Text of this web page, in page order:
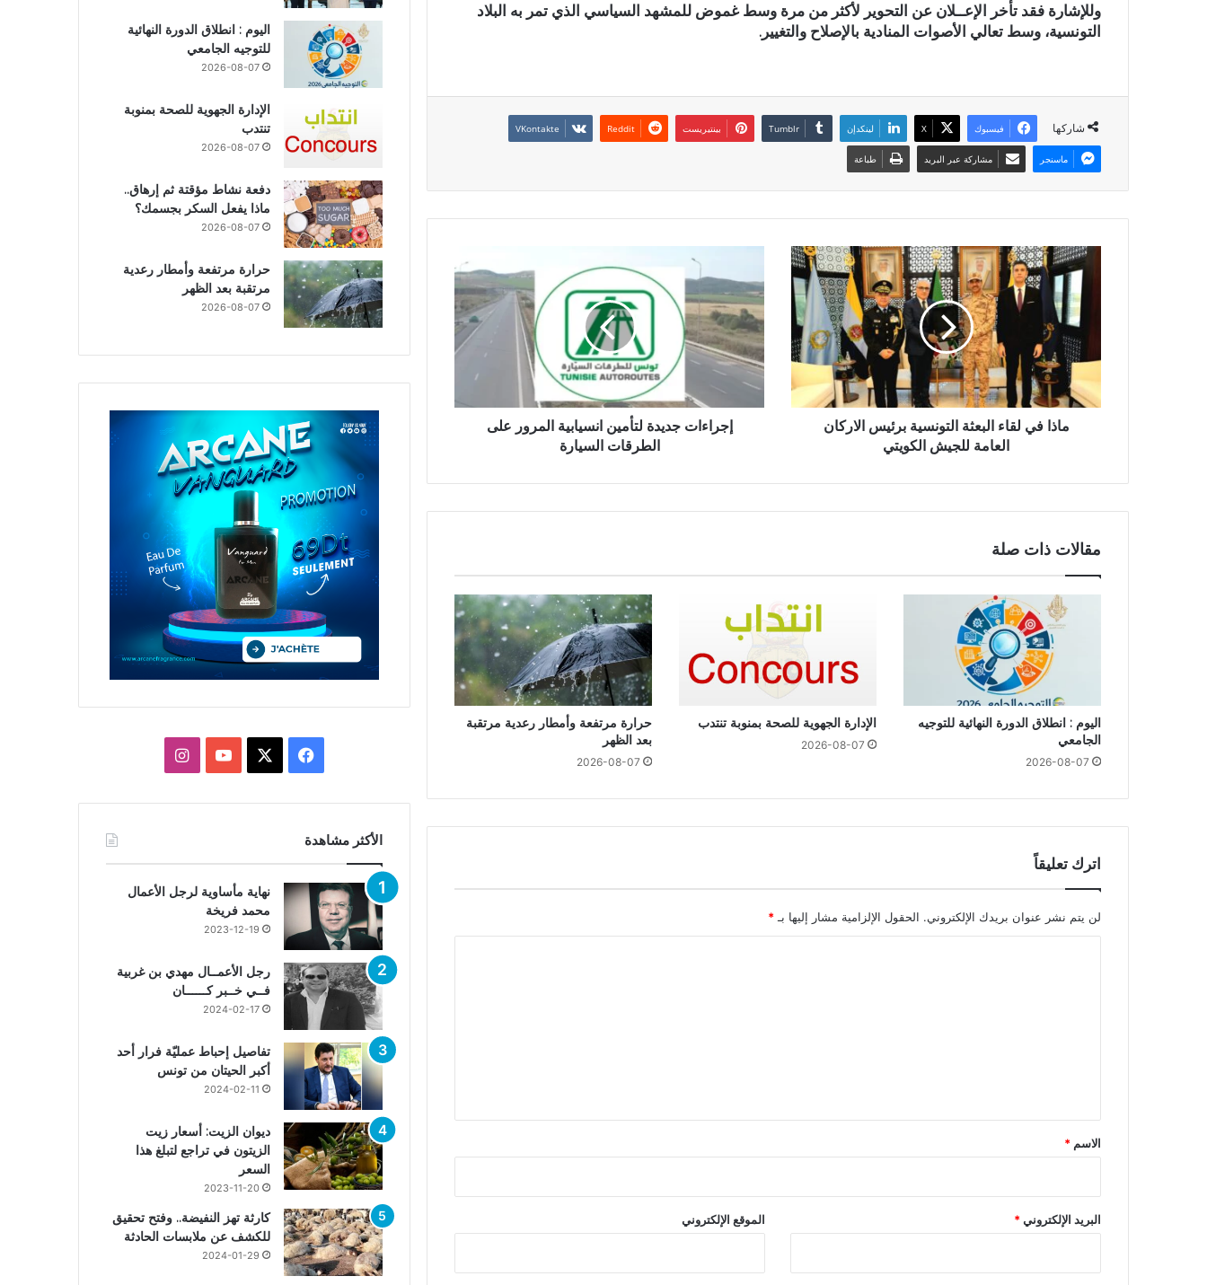
وللإشارة فقد تأخر الإعــلان عن التحوير لأكثر من مرة وسط غموض للمشهد السياسي الذي تمر به البلاد
التونسية، وسط تعالي الأصوات المنادية بالإصلاح والتغيير.
شاركها فيسبوك X لينكدإن بينتيريست
ماسنجر مشاركة عبر البريد طباعة
ماذا في لقاء البعثة التونسية برئيس الاركان
العامة للجيش الكويتي
إجراءات جديدة لتأمين انسيابية المرور على
الطرقات السيارة
مقالات ذات صلة
اليوم : انطلاق الدورة النهائية للتوجيه
الجامعي
2026-08-07
الإدارة الجهوية للصحة بمنوبة تنتدب
2026-08-07
حرارة مرتفعة وأمطار رعدية مرتقبة
بعد الظهر
2026-08-07
اترك تعليقاً
لن يتم نشر عنوان بريدك الإلكتروني. الحقول الإلزامية مشار إليها بـ *
*
الاسم *
البريد الإلكتروني* الموقع الإلكتروني
اليوم : انطلاق الدورة النهائية
للتوجيه الجامعي
2026-08-07
الإدارة الجهوية للصحة بمنوبة
تنتدب
2026-08-07
دفعة نشاط مؤقتة ثم إرهاق..
ماذا يفعل السكر بجسمك؟
2026-08-07
حرارة مرتفعة وأمطار رعدية
مرتقبة بعد الظهر
2026-08-07
فيسبوك يوتيوبانستقرام
الأكثر مشاهدة
نهاية مأساوية لرجل الأعمال
محمد فريخة
2023-12-19
رجل الأعمــال مهدي بن غربية
فــي خــبر كــــــان
2024-02-17
تفاصيل إحباط عمليّة فرار أحد
أكبر الحيتان من تونس
2024-02-11
ديوان الزيت: أسعار زيت
الزيتون في تراجع لتبلغ هذا
السعر
2023-11-20
كارثة تهز النفيضة.. وفتح تحقيق
للكشف عن ملابسات الحادثة
2024-01-29